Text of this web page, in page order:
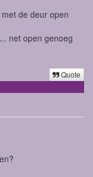
de deur open
net open genoeg
Quote